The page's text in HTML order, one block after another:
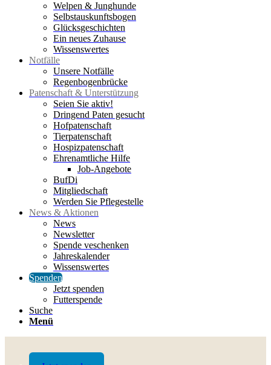
Welpen & Junghunde
Selbstauskunftsbogen
Glücksgeschichten
Ein neues Zuhause
Wissenswertes
Notfälle
Unsere Notfälle
Regenbogenbrücke
Patenschaft & Unterstützung
Seien Sie aktiv!
Dringend Paten gesucht
Hofpatenschaft
Tierpatenschaft
Hospizpatenschaft
Ehrenamtliche Hilfe
Job-Angebote
BufDi
Mitgliedschaft
Werden Sie Pflegestelle
News & Aktionen
News
Newsletter
Spende veschenken
Jahreskalender
Wissenswertes
Spenden
Jetzt spenden
Futterspende
Suche
Menü